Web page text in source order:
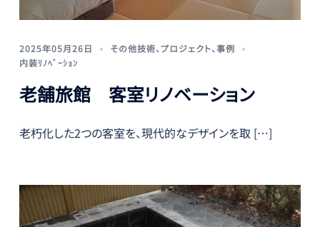
2025年05月26日 その他技術、プロジェクト、事例
内装ﾘﾉﾍﾞｰｼｮﾝ
老舗旅館 客室リノベーション
老朽化した2つの客室を、現代的なデザインを取 […]